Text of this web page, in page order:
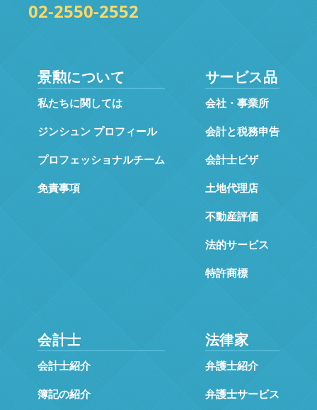
02-2550-2552
景勲について
私たちに関しては
ジンシュン プロフィール
プロフェッショナルチーム
免責事項
サービス品
会社・事業所
会計と税務申告
会計士ビザ
土地代理店
不動産評価
法的サービス
特許商標
会計士
会計士紹介
簿記の紹介
法律家
弁護士紹介
弁護士サービス